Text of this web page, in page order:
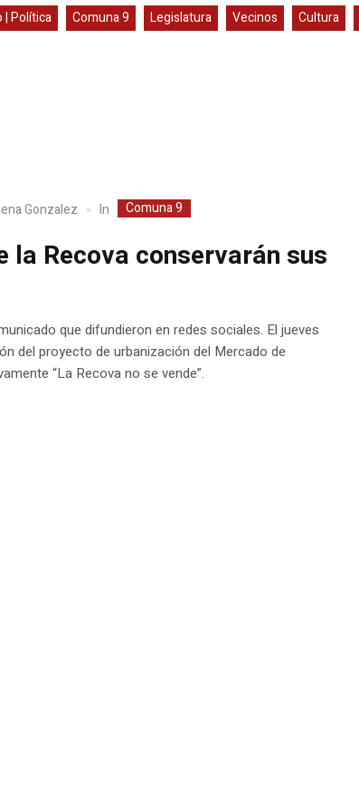
| Política Comuna 9 Legislatura Vecinos Cultura
Gonzalez In Comuna 9
la Recova conservarán sus
que difundieron en redes sociales. El jueves
del proyecto de urbanización del Mercado de
“La Recova no se vende”.